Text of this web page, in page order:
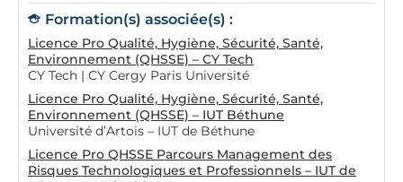
Formation(s) associée(s) :
Licence Pro Qualité, Hygiène, Sécurité, Santé,
Environnement (QHSSE) – CY Tech
CY Tech | CY Cergy Paris Université
Licence Pro Qualité, Hygiène, Sécurité, Santé,
Environnement (QHSSE) – IUT Béthune
Université d’Artois – IUT de Béthune
Licence Pro QHSSE Parcours Management des
Risques Technologiques et Professionnels – IUT de